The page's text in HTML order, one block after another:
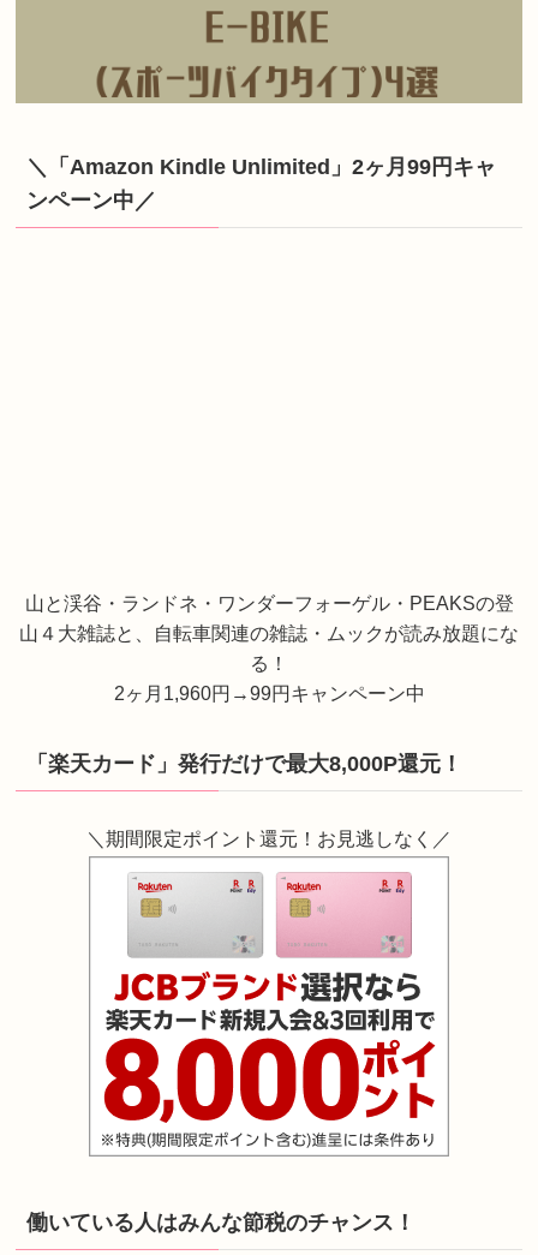
＼「Amazon Kindle Unlimited」2ヶ月99円キャ
ンペーン中／
山と渓谷・ランドネ・ワンダーフォーゲル・PEAKSの登
山４大雑誌と、自転車関連の雑誌・ムックが読み放題にな
る！
2ヶ月1,960円→99円キャンペーン中
「楽天カード」発行だけで最大8,000P還元！
＼期間限定ポイント還元！お見逃しなく／
働いている人はみんな節税のチャンス！